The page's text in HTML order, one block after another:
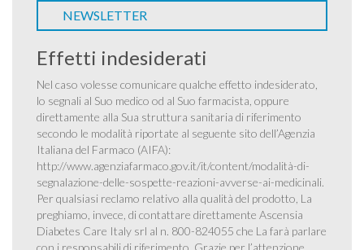
NEWSLETTER
Effetti indesiderati
Nel caso volesse comunicare qualche effetto indesiderato,
lo segnali al Suo medico od al Suo farmacista, oppure
direttamente alla Sua struttura sanitaria di riferimento
secondo le modalità riportate al seguente sito dell’Agenzia
Italiana del Farmaco (AIFA):
http://www.agenziafarmaco.gov.it/it/content/modalità-di-
segnalazione-delle-sospette-reazioni-avverse-ai-medicinali.
Per qualsiasi reclamo relativo alla qualità del prodotto, La
preghiamo, invece, di contattare direttamente Ascensia
Diabetes Care Italy srl al n. 800-824055 che La farà parlare
con i responsabili di riferimento. Grazie per l’attenzione.